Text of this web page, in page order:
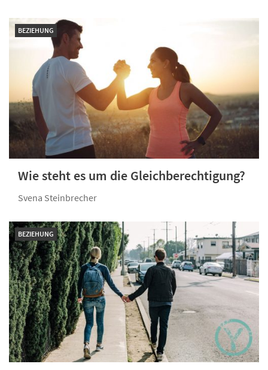
BEZIEHUNG
Wie steht es um die Gleichberechtigung?
Svena Steinbrecher
BEZIEHUNG